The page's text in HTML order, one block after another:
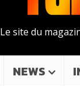
Le site du
NEWS